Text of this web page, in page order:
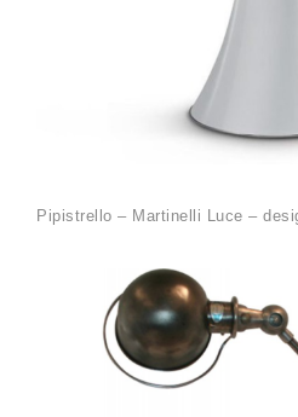
Pipistrello – Martinelli Luce –